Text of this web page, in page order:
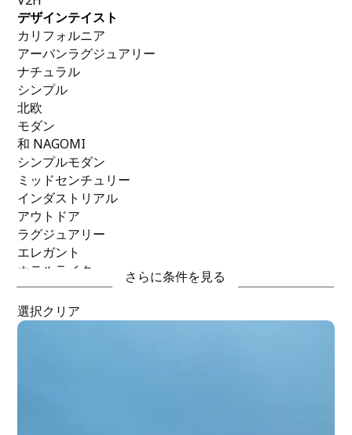
デザインテイスト
カリフォルニア
アーバンラグジュアリー
ナチュラル
シンプル
北欧
モダン
和 NAGOMI
シンプルモダン
ミッドセンチュリー
インダストリアル
アウトドア
ラグジュアリー
エレガント
ホテルライク
ジャパンデイ
リゾート
シャビーシック
さらに条件を見る
選択クリア